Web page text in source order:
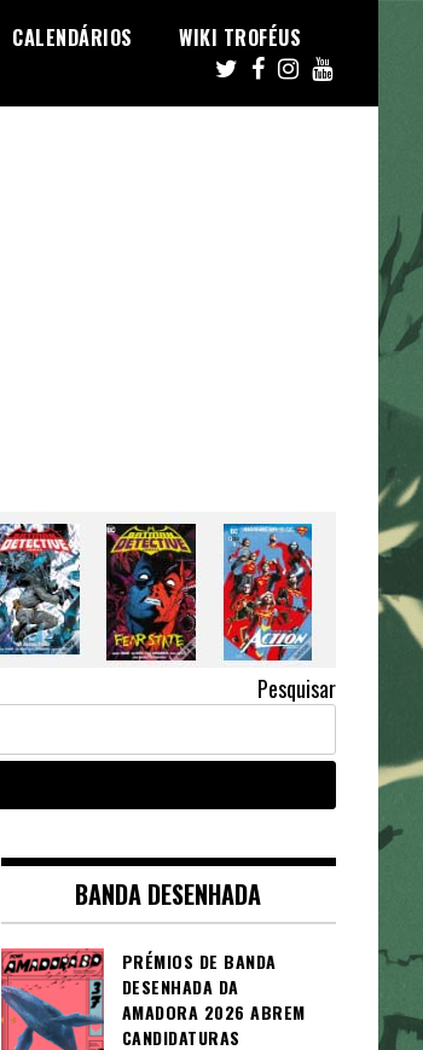
CALENDÁRIOS WIKI TROFÉUS
Pesquisar
BANDA DESENHADA
PRÉMIOS DE BANDA
DESENHADA DA
AMADORA 2026 ABREM
CANDIDATURAS